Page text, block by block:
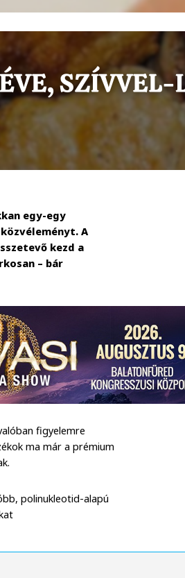
egy-egy
A
kezd a
– bár
figyelemre
ma már a prémium
polinukleotid-alapú